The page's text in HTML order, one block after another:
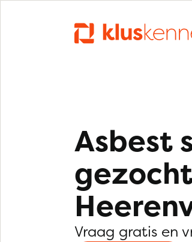
Asbest
Vraag gratis en